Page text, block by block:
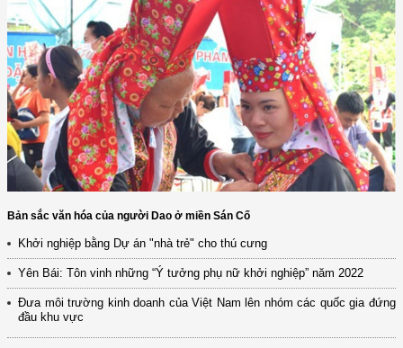
Bản sắc văn hóa của người Dao ở miền Sán Cố
Khởi nghiệp bằng Dự án "nhà trẻ" cho thú cưng
Yên Bái: Tôn vinh những “Ý tưởng phụ nữ khởi nghiệp” năm 2022
Đưa môi trường kinh doanh của Việt Nam lên nhóm các quốc gia đứng
đầu khu vực